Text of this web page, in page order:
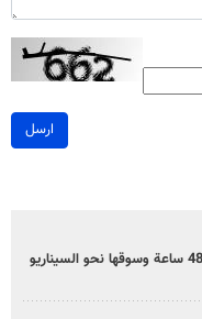
ارسل
بزشكيان: خططوا لإسقاط إيران خلال 48 ساعة وسوقها نحو السيناريو